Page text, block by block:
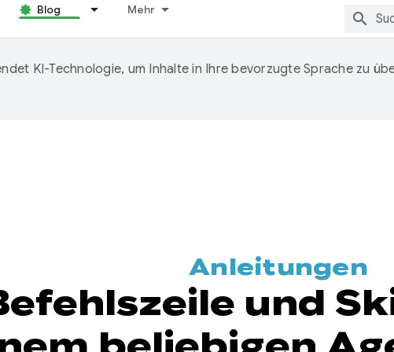
Blog Mehr
KI-Technologie, um Inhalte in Ihre bevorzugte Sprache zu
Anleitungen
und